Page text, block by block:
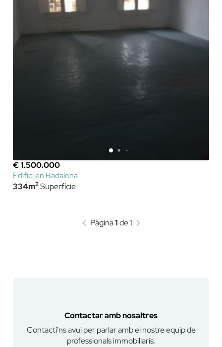
€ 1.500.000
Edifici en Badalona
334m2Superfície
Pàgina1de 1
Contactar amb nosaltres
Contacti'ns avui per parlar amb el nostre equip de
professionals immobiliaris.